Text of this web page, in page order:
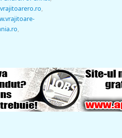
vrajitoarero.ro,
,